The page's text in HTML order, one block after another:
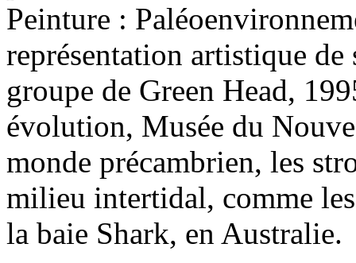
Peinture :
représentation artistique
groupe de Green Head,
évolution, Musée du
monde précambrien, les
milieu intertidal, comme
la baie Shark, en Australie.